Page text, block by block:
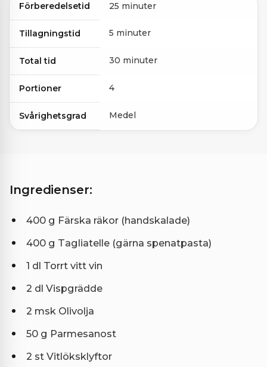
Förberedelsetid 25 minuter
Tillagningstid 5 minuter
Total tid 30 minuter
Portioner 4
Svårighetsgrad Medel
Ingredienser:
400 g Färska räkor (handskalade)
400 g Tagliatelle (gärna spenatpasta)
1 dl Torrt vitt vin
2 dl Vispgrädde
2 msk Olivolja
50 g Parmesanost
2 st Vitlöksklyftor